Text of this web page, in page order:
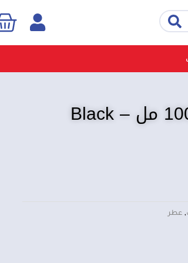
Search
عطر بلاك فورست – 100 مل – Black
, عطر